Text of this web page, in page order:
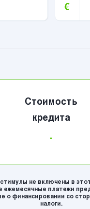
€
Стоимость
кредита
-
не включены в
платежи
о финансировании со
налоги.